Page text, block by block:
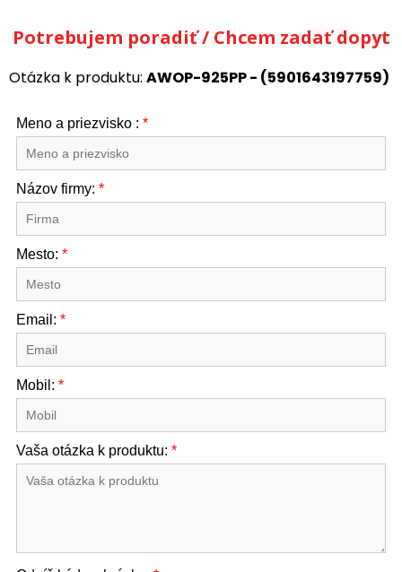
Potrebujem poradiť / Chcem zadať dopyt
Otázka k produktu: AWOP-925PP - (5901643197759)